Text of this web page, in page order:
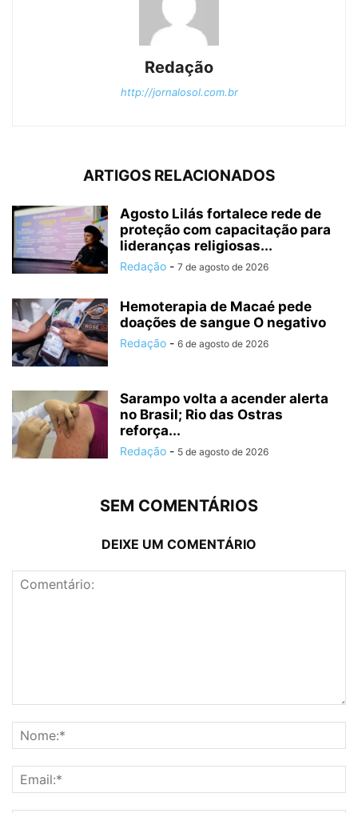
Redação
http://jornalosol.com.br
ARTIGOS RELACIONADOS
Agosto Lilás fortalece rede de
proteção com capacitação para
lideranças religiosas...
Redação - 7 de agosto de 2026
Hemoterapia de Macaé pede
doações de sangue O negativo
Redação - 6 de agosto de 2026
Sarampo volta a acender alerta
no Brasil; Rio das Ostras
reforça...
Redação - 5 de agosto de 2026
SEM COMENTÁRIOS
DEIXE UM COMENTÁRIO